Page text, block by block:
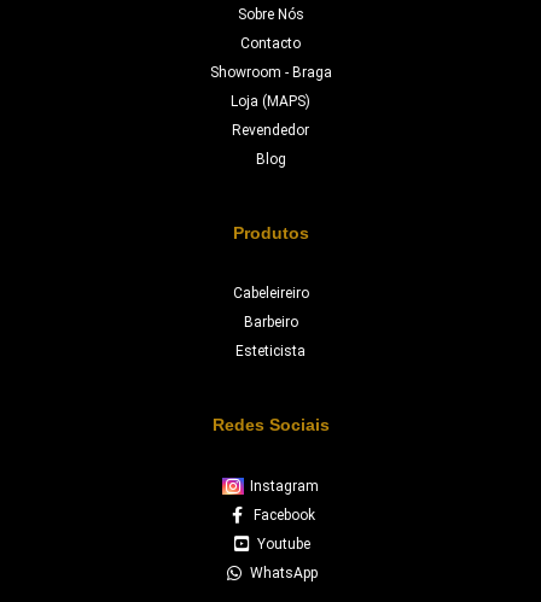
Sobre Nós
Contacto
Showroom - Braga
Loja (MAPS)
Revendedor
Blog
Produtos
Cabeleireiro
Barbeiro
Esteticista
Redes Sociais
Instagram
Facebook
Youtube
WhatsApp